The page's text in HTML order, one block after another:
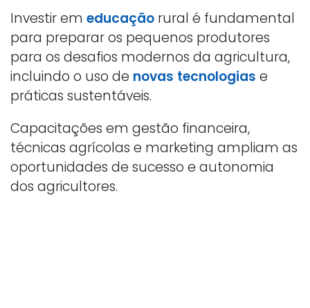
Investir em educação rural é fundamental
para preparar os pequenos produtores
para os desafios modernos da agricultura,
incluindo o uso de novas tecnologias e
práticas sustentáveis.
Capacitações em gestão financeira,
técnicas agrícolas e marketing ampliam as
oportunidades de sucesso e autonomia
dos agricultores.